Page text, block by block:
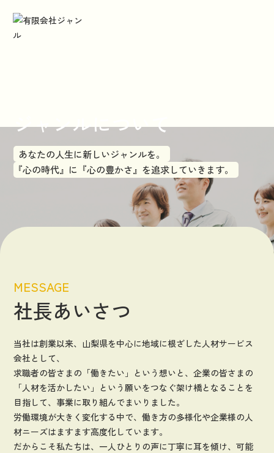
事業内容
SERVICES
会社概要
COMPANY
企画・イベント
EVENTS
ENTRY FORM
労使協定
働き方改革関連法
ジャンルについて
あなたの人生に新しいジャンルを。
『心の時代』に『心の豊かさ』を追求していきます。
MESSAGE
社長あいさつ
当社は創業以来、山梨県を中心に地域に根ざした人材サービス
会社として、
求職者の皆さまの「働きたい」という想いと、企業の皆さまの
「人材を活かしたい」という願いをつなぐ架け橋となることを
目指して、事業に取り組んでまいりました。
労働環境が大きく変化する中で、働き方の多様化や企業様の人
材ニーズはますます高度化しています。
だからこそ私たちは、一人ひとりの声に丁寧に耳を傾け、可能